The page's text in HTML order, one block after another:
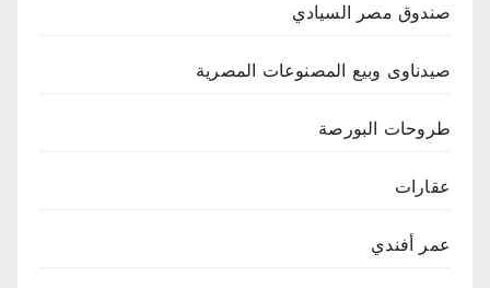
صندوق مصر السيادي
صيدناوى وبيع المصنوعات المصرية
طروحات البورصة
عقارات
عمر أفندي